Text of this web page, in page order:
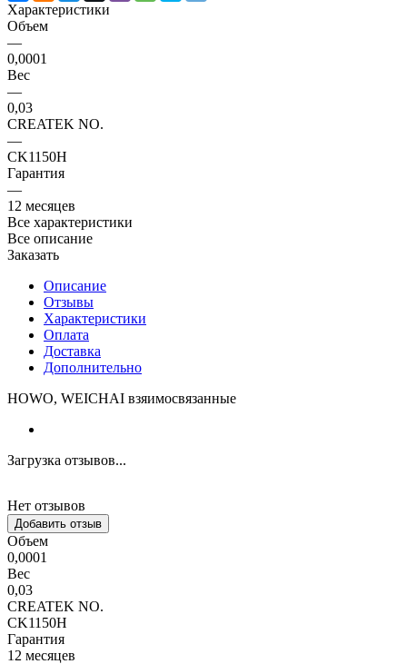
Характеристики
Объем
—
0,0001
Вес
—
0,03
CREATEK NO.
—
CK1150H
Гарантия
—
12 месяцев
Все характеристики
Все описание
Заказать
Описание
Отзывы
Характеристики
Оплата
Доставка
Дополнительно
HOWO, WEICHAI взяимосвязанные
Загрузка отзывов...
Нет отзывов
Добавить отзыв
Объем
0,0001
Вес
0,03
CREATEK NO.
CK1150H
Гарантия
12 месяцев